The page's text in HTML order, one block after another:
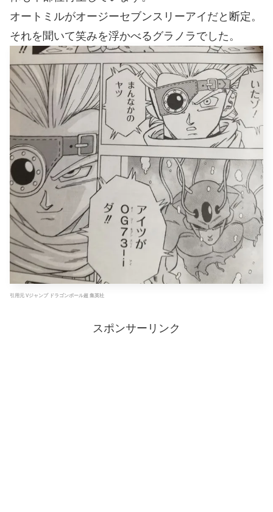
オートミルがオージーセブンスリーアイだと断定。
それを聞いて笑みを浮かべるグラノラでした。
引用元 Vジャンプ ドラゴンボール超 集英社
スポンサーリンク